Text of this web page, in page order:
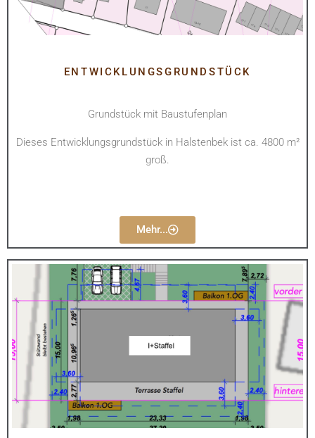
ENTWICKLUNGSGRUNDSTÜCK
Grundstück mit Baustufenplan
Dieses Entwicklungsgrundstück in Halstenbek ist ca. 4800 m²
groß.
Mehr...